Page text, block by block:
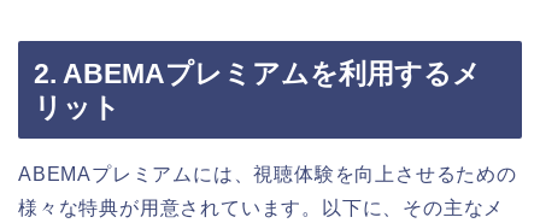
2. ABEMAプレミアムを利用するメ
リット
ABEMAプレミアムには、視聴体験を向上させるための
様々な特典が用意されています。以下に、その主なメ